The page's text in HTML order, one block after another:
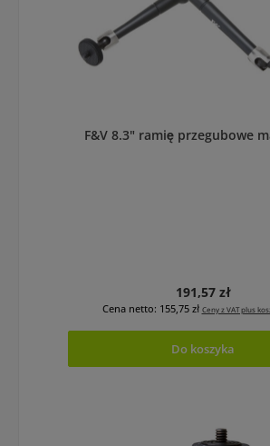
F&V 8.3" ramię przegubowe
Cena regularna:
191,57 zł
Cena netto: 155,75 zł Ceny z VAT plus
Do koszyka